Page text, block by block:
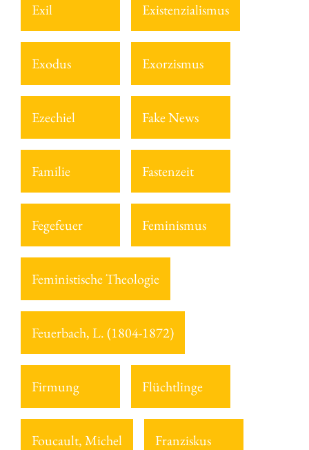
Exil Existenzialismus
Exodus Exorzismus
Ezechiel Fake News
Familie Fastenzeit
Fegefeuer Feminismus
Feministische Theologie
Feuerbach, L. (1804-1872)
Firmung Flüchtlinge
Foucault, Michel Franziskus